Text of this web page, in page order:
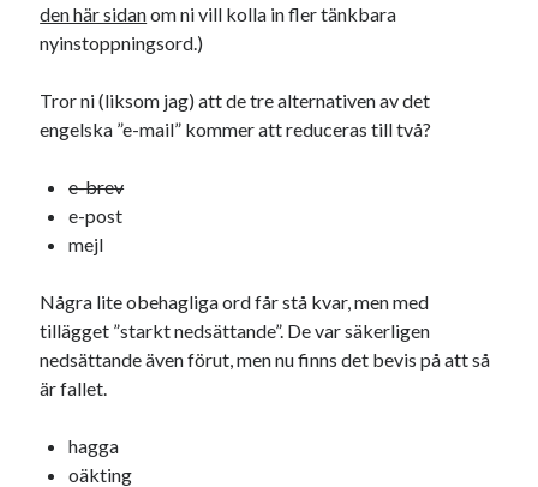
den här sidanom ni vill kolla in fler tänkbara
nyinstoppningsord.)
Tror ni (liksom jag) att de tre alternativen av det
engelska ”e-mail” kommer att reduceras till två?
e-brev
e-post
mejl
Några lite obehagliga ord får stå kvar, men med
tillägget ”starkt nedsättande”. De var säkerligen
nedsättande även förut, men nu finns det bevis på att så
är fallet.
hagga
oäkting